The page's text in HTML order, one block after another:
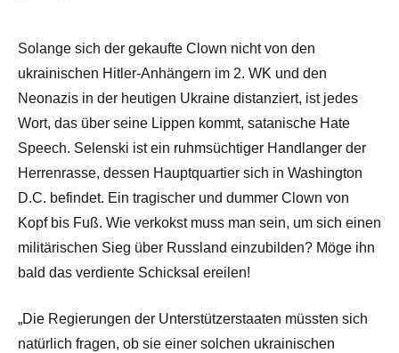
Solange sich der gekaufte Clown nicht von den
ukrainischen Hitler-Anhängern im 2. WK und den
Neonazis in der heutigen Ukraine distanziert, ist jedes
Wort, das über seine Lippen kommt, satanische Hate
Speech. Selenski ist ein ruhmsüchtiger Handlanger der
Herrenrasse, dessen Hauptquartier sich in Washington
D.C. befindet. Ein tragischer und dummer Clown von
Kopf bis Fuß. Wie verkokst muss man sein, um sich einen
militärischen Sieg über Russland einzubilden? Möge ihn
bald das verdiente Schicksal ereilen!
„Die Regierungen der Unterstützerstaaten müssten sich
natürlich fragen, ob sie einer solchen ukrainischen